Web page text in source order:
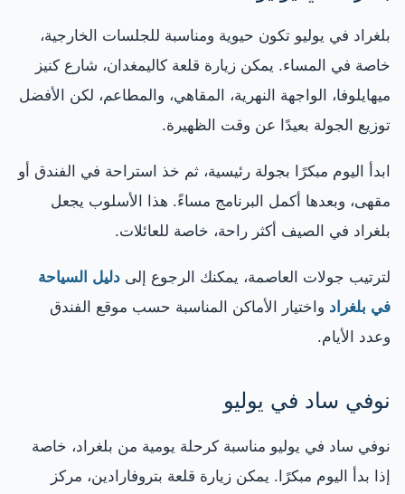
بلغراد في يوليو تكون حيوية ومناسبة للجلسات الخارجية،
خاصة في المساء. يمكن زيارة قلعة كاليمغدان، شارع كنيز
ميهايلوفا، الواجهة النهرية، المقاهي، والمطاعم، لكن الأفضل
توزيع الجولة بعيدًا عن وقت الظهيرة.
ابدأ اليوم مبكرًا بجولة رئيسية، ثم خذ استراحة في الفندق أو
مقهى، وبعدها أكمل البرنامج مساءً. هذا الأسلوب يجعل
بلغراد في الصيف أكثر راحة، خاصة للعائلات.
لترتيب جولات العاصمة، يمكنك الرجوع إلى دليل السياحة
في بلغراد واختيار الأماكن المناسبة حسب موقع الفندق
وعدد الأيام.
نوفي ساد في يوليو
نوفي ساد في يوليو مناسبة كرحلة يومية من بلغراد، خاصة
إذا بدأ اليوم مبكرًا. يمكن زيارة قلعة بتروفارادين، مركز